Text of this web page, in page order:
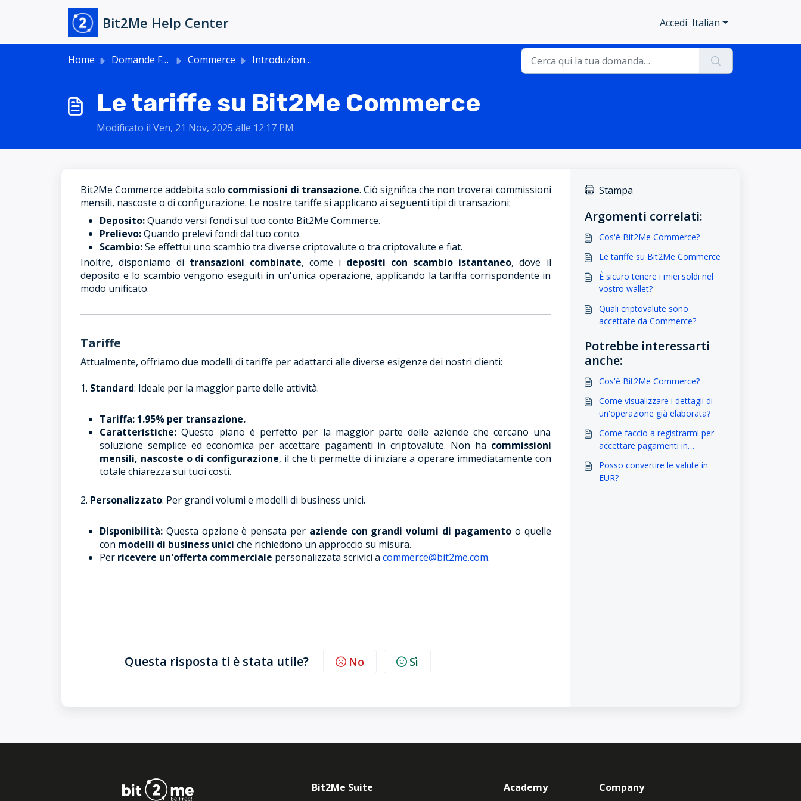
Salta al contenuto principale
Bit2Me Help Center Accedi Italian
Home Domande Frequenti (FAQ) Commerce Introduzione a Commerce
Le tariffe su Bit2Me Commerce
Modificato il Ven, 21 Nov, 2025 alle 12:17 PM
Bit2Me Commerce addebita solo commissioni di transazione. Ciò significa che non troverai commissioni
mensili, nascoste o di configurazione. Le nostre tariffe si applicano ai seguenti tipi di transazioni:
Deposito:Quando versi fondi sul tuo conto Bit2Me Commerce.
Prelievo:Quando prelevi fondi dal tuo conto.
Scambio:Se effettui uno scambio tra diverse criptovalute o tra criptovalute e fiat.
Inoltre, disponiamo di transazioni combinate, come i depositi con scambio istantaneo, dove il
deposito e lo scambio vengono eseguiti in un'unica operazione, applicando la tariffa corrispondente in
modo unificato.
Tariffe
Attualmente, offriamo due modelli di tariffe per adattarci alle diverse esigenze dei nostri clienti:
1. Standard: Ideale per la maggior parte delle attività.
Tariffa: 1.95% per transazione.
Caratteristiche: Questo piano è perfetto per la maggior parte delle aziende che cercano una
soluzione semplice ed economica per accettare pagamenti in criptovalute. Non ha commissioni
mensili, nascoste o di configurazione, il che ti permette di iniziare a operare immediatamente con
totale chiarezza sui tuoi costi.
2. Personalizzato: Per grandi volumi e modelli di business unici.
Disponibilità: Questa opzione è pensata per aziende con grandi volumi di pagamentoo quelle
con modelli di business unici che richiedono un approccio su misura.
Per ricevere un'offerta commerciale personalizzata scrivici a commerce@bit2me.com.
Questa risposta ti è stata utile? No Sì
Stampa
Argomenti correlati:
Cos'è Bit2Me Commerce?
Le tariffe su Bit2Me Commerce
È sicuro tenere i miei soldi nel
vostro wallet?
Quali criptovalute sono
accettate da Commerce?
Potrebbe interessarti
anche:
Cos'è Bit2Me Commerce?
Come visualizzare i dettagli di
un'operazione già elaborata?
Come faccio a registrarmi per
accettare pagamenti in
Posso convertire le valute in
EUR?
Bit2Me Suite Academy Company